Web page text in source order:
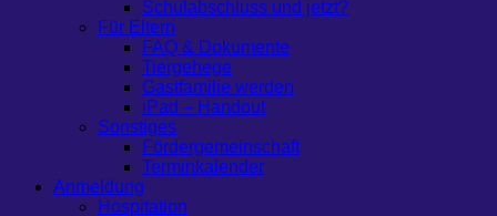
Schulabschluss und jetzt?
Für Eltern
FAQ & Dokumente
Tiergehege
Gastfamilie werden
iPad – Handout
Sonstiges
Fördergemeinschaft
Terminkalender
Anmeldung
Hospitation